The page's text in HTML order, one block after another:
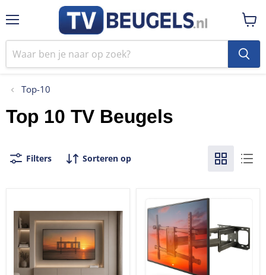
Top-10
Top 10 TV Beugels
Filters Sorteren op